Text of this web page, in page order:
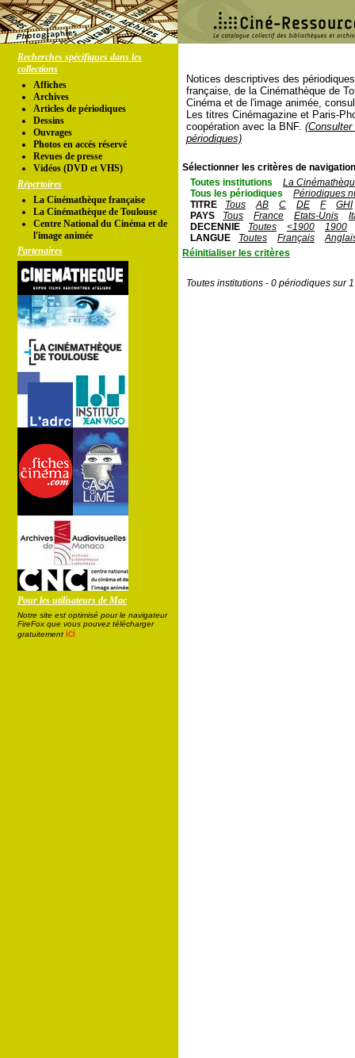
Recherches spécifiques dans les
collections
Affiches
Archives
Articles de périodiques
Dessins
Ouvrages
Photos en accés réservé
Revues de presse
Vidéos (DVD et VHS)
Répertoires
La Cinémathèque française
La Cinémathèque de Toulouse
Centre National du Cinéma et de
l'image animée
Partenaires
Pour les utilisateurs de Mac
Notre site est optimisé pour le navigateur
FireFox que vous pouvez télécharger
gratuitement ici
Notices descriptives des
française, de la Cinémathèque de
Cinéma et de l'image animée,
Les titres Cinémagazine et Paris-
coopération avec la BNF.
périodiques)
Sélectionner les critères de
Toutes institutions
La
Tous les périodiques
Périodiques
TITRE
Tous AB C DE F
GHI
PAYS
Tous France Etats-Unis
DECENNIE
Toutes <1900
1900
LANGUE
Toutes Français
Réinitialiser les critères
Toutes institutions - 0 périodiques sur